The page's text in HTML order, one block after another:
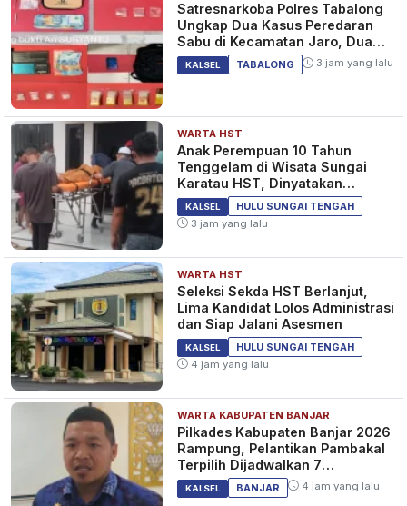
Satresnarkoba Polres Tabalong
Ungkap Dua Kasus Peredaran
Sabu di Kecamatan Jaro, Dua
Pelaku Diamankan
KALSEL TABALONG 3 jam yang lalu
WARTA HST
Anak Perempuan 10 Tahun
Tenggelam di Wisata Sungai
Karatau HST, Dinyatakan
Meninggal Dunia
KALSEL
HULU SUNGAI TENGAH
3 jam yang lalu
WARTA HST
Seleksi Sekda HST Berlanjut,
Lima Kandidat Lolos Administrasi
dan Siap Jalani Asesmen
KALSEL
HULU SUNGAI TENGAH
4 jam yang lalu
WARTA KABUPATEN BANJAR
Pilkades Kabupaten Banjar 2026
Rampung, Pelantikan Pambakal
Terpilih Dijadwalkan 7
September 2026
KALSEL BANJAR 4 jam yang lalu